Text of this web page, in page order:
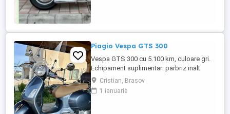
Piagio Vespa GTS 300
Vespa GTS 300 cu 5.100 km, culoare gri.
Echipament suplimentar: parbriz inalt
Faco (montat 2026), geanta portbagaj
Classic; prelungitor scarite pasager;
suspensie fata Bitubo si frane fata spate
Cristian, Brasov
1 ianuarie